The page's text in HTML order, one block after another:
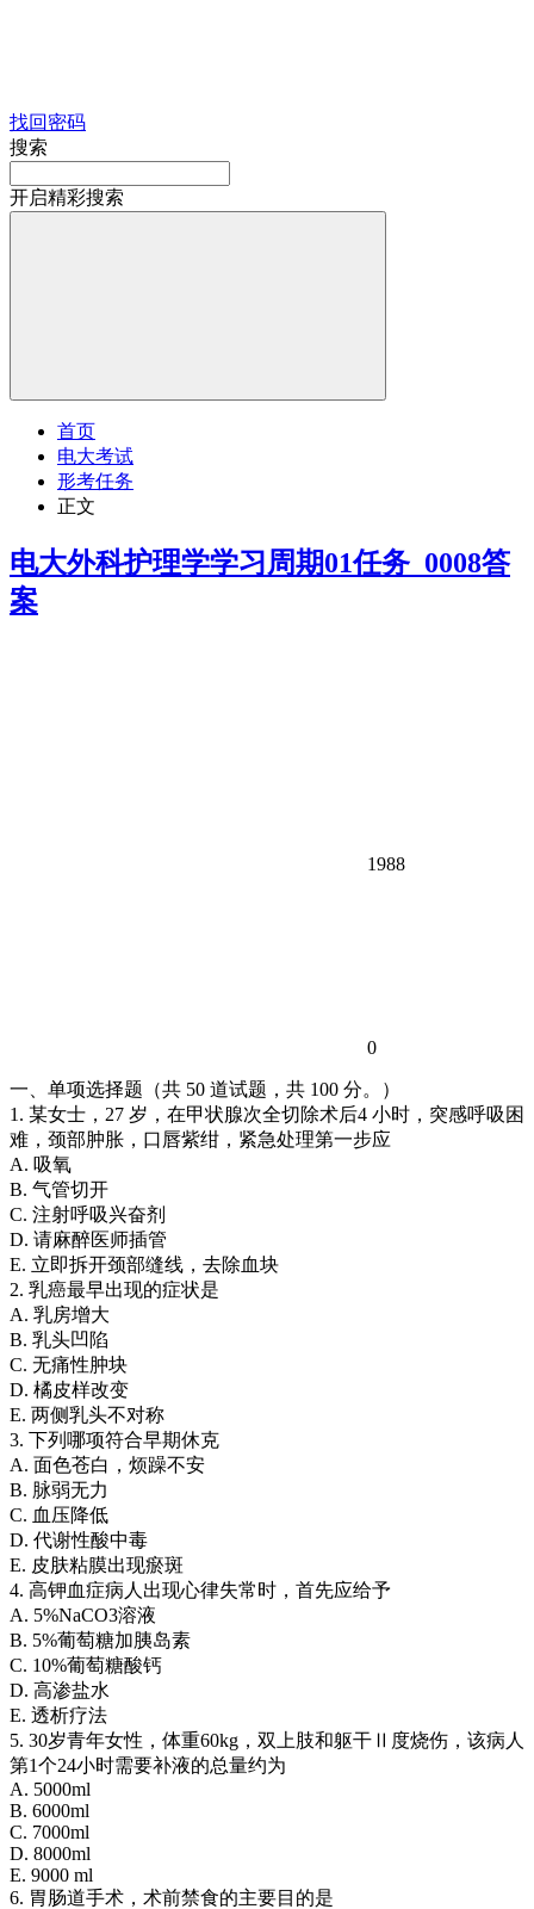
找回密码
搜索
开启精彩搜索
首页
电大考试
形考任务
正文
电大外科护理学学习周期01任务_0008答
案
1988
0
一、单项选择题（共 50 道试题，共 100 分。）
1. 某女士，27 岁，在甲状腺次全切除术后4 小时，突感呼吸困
难，颈部肿胀，口唇紫绀，紧急处理第一步应
A. 吸氧
B. 气管切开
C. 注射呼吸兴奋剂
D. 请麻醉医师插管
E. 立即拆开颈部缝线，去除血块
2. 乳癌最早出现的症状是
A. 乳房增大
B. 乳头凹陷
C. 无痛性肿块
D. 橘皮样改变
E. 两侧乳头不对称
3. 下列哪项符合早期休克
A. 面色苍白，烦躁不安
B. 脉弱无力
C. 血压降低
D. 代谢性酸中毒
E. 皮肤粘膜出现瘀斑
4. 高钾血症病人出现心律失常时，首先应给予
A. 5%NaCO3溶液
B. 5%葡萄糖加胰岛素
C. 10%葡萄糖酸钙
D. 高渗盐水
E. 透析疗法
5. 30岁青年女性，体重60kg，双上肢和躯干Ⅱ度烧伤，该病人
第1个24小时需要补液的总量约为
A. 5000ml
B. 6000ml
C. 7000ml
D. 8000ml
E. 9000 ml
6. 胃肠道手术，术前禁食的主要目的是